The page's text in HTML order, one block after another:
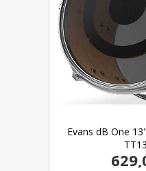
Evans dB One